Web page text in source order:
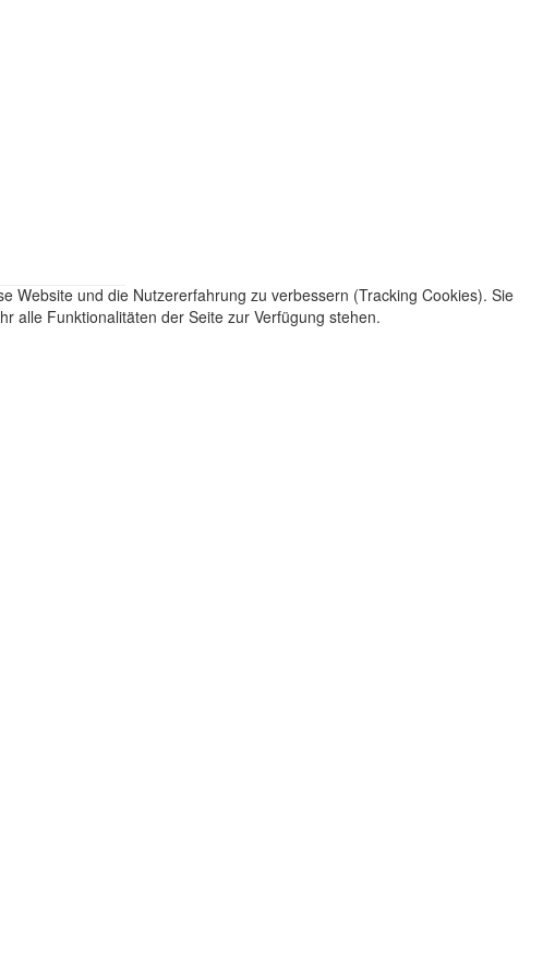
Website und die Nutzererfahrung zu verbessern (Tracking Cookies). Sie
alle Funktionalitäten der Seite zur Verfügung stehen.